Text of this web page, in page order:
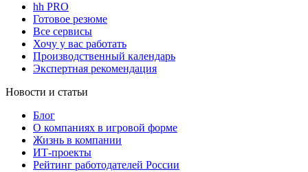
hh PRO
Готовое резюме
Все сервисы
Хочу у вас работать
Производственный календарь
Экспертная рекомендация
Новости и статьи
Блог
О компаниях в игровой форме
Жизнь в компании
ИТ-проекты
Рейтинг работодателей России